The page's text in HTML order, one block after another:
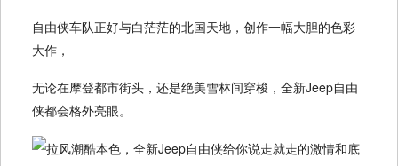
自由侠车队正好与白茫茫的北国天地，创作一幅大胆的色彩
大作，
无论在摩登都市街头，还是绝美雪林间穿梭，全新Jeep自由
侠都会格外亮眼。